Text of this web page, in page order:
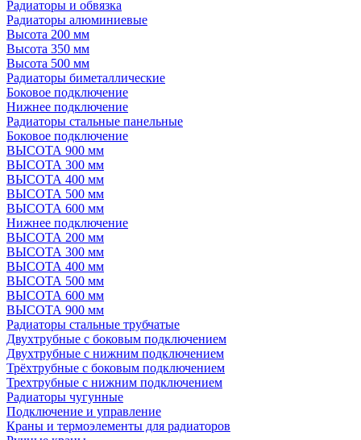
Радиаторы и обвязка
Радиаторы алюминиевые
Высота 200 мм
Высота 350 мм
Высота 500 мм
Радиаторы биметаллические
Боковое подключение
Нижнее подключение
Радиаторы стальные панельные
Боковое подключение
ВЫСОТА 900 мм
ВЫСОТА 300 мм
ВЫСОТА 400 мм
ВЫСОТА 500 мм
ВЫСОТА 600 мм
Нижнее подключение
ВЫСОТА 200 мм
ВЫСОТА 300 мм
ВЫСОТА 400 мм
ВЫСОТА 500 мм
ВЫСОТА 600 мм
ВЫСОТА 900 мм
Радиаторы стальные трубчатые
Двухтрубные с боковым подключением
Двухтрубные с нижним подключением
Трёхтрубные с боковым подключением
Трехтрубные с нижним подключением
Радиаторы чугунные
Подключение и управление
Краны и термоэлементы для радиаторов